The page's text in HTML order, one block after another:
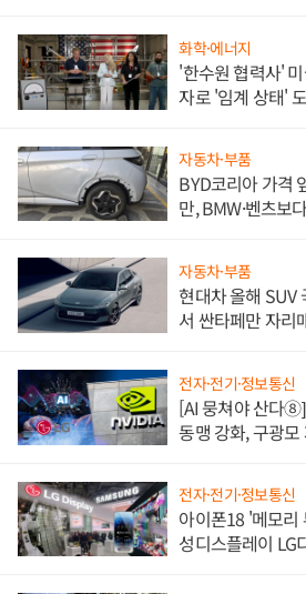
화학·에너지
'한수원 협력사'
자로 '임계 상태'
자동차·부품
BYD코리아 가격
만, BMW·벤츠보
자동차·부품
현대차 올해 SUV
서 싼타페만 자리
전자·전기·정보통신
[AI 뭉쳐야 산다⑧]
동맹 강화, 구광모
전자·전기·정보통신
아이폰18 '메모리
성디스플레이 LG